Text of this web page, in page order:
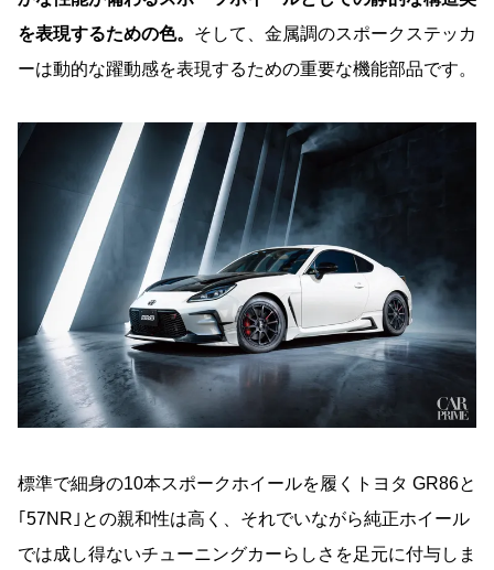
を表現するための色。 そして、金属調のスポークステッカ
ーは動的な躍動感を表現するための重要な機能部品です。
標準で細身の10本スポークホイールを履くトヨタ GR86と
｢57NR｣との親和性は高く、それでいながら純正ホイール
では成し得ないチューニングカーらしさを足元に付与しま